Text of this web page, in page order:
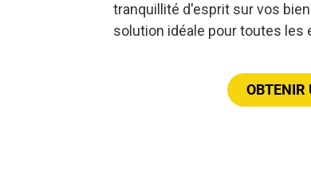
tranquillité d'esprit sur vos
solution idéale pour toutes les
OBTENIR